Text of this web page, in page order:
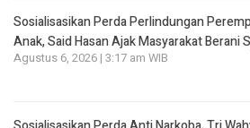
Sosialisasikan Perda Perlindungan
Anak, Said Hasan Ajak Masyarakat Berani
Agustus 6, 2026 | 3:17 am WIB